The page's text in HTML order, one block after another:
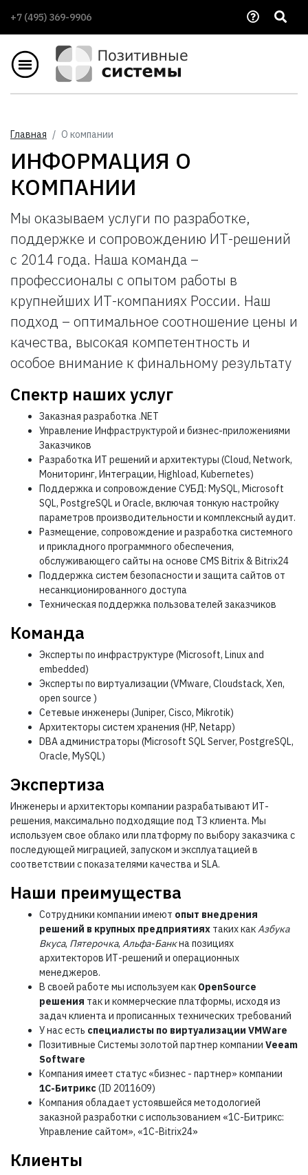
+7 (495) 369-9906
Главная О компании
ИНФОРМАЦИЯ О
КОМПАНИИ
Мы оказываем услуги по разработке,
поддержке и сопровождению ИТ-решений
с 2014 года. Наша команда –
профессионалы с опытом работы в
крупнейших ИТ-компаниях России. Наш
подход – оптимальное соотношение цены и
качества, высокая компетентность и
особое внимание к финальному результату
Спектр наших услуг
Заказная разработка .NET
Управление Инфраструктурой и бизнес-приложениями
Заказчиков
Разработка ИТ решений и архитектуры (Cloud, Network,
Мониторинг, Интеграции, Highload, Kubernetes)
Поддержка и сопровождение СУБД: MySQL, Microsoft
SQL, PostgreSQL и Oracle, включая тонкую настройку
параметров производительности и комплексный аудит.
Размещение, сопровождение и разработка системного
и прикладного программного обеспечения,
обслуживающего сайты на основе CMS Bitrix & Bitrix24
Поддержка систем безопасности и защита сайтов от
несанкционированного доступа
Техническая поддержка пользователей заказчиков
Команда
Эксперты по инфраструктуре (Microsoft, Linux and
embedded)
Эксперты по виртуализации (VMware, Cloudstack, Xen,
open source )
Сетевые инженеры (Juniper, Cisco, Mikrotik)
Архитекторы систем хранения (HP, Netapp)
DBA администраторы (Microsoft SQL Server, PostgreSQL,
Oracle, MySQL)
Экспертиза
Инженеры и архитекторы компании разрабатывают ИТ-
решения, максимально подходящие под ТЗ клиента. Мы
используем свое облако или платформу по выбору заказчика с
последующей миграцией, запуском и эксплуатацией в
соответствии с показателями качества и SLA.
Наши преимущества
Сотрудники компании имеют опыт внедрения
решений в крупных предприятиях таких какАзбука
Вкуса, Пятерочка, Альфа-Банкна позициях
архитекторов ИТ-решений и операционных
менеджеров.
В своей работе мы используем как OpenSource
решения так и коммерческие платформы, исходя из
задач клиента и прописанных технических требований
У нас есть специалисты по виртуализации VMWare
Позитивные Системы золотой партнер компании Veeam
Software
Компания имеет статус «бизнес - партнер» компании
1С-Битрикс(ID 2011609)
Компания обладает устоявшейся методологией
заказной разработки с использованием «1С-Битрикс:
Управление сайтом», «1С-Bitrix24»
Клиенты